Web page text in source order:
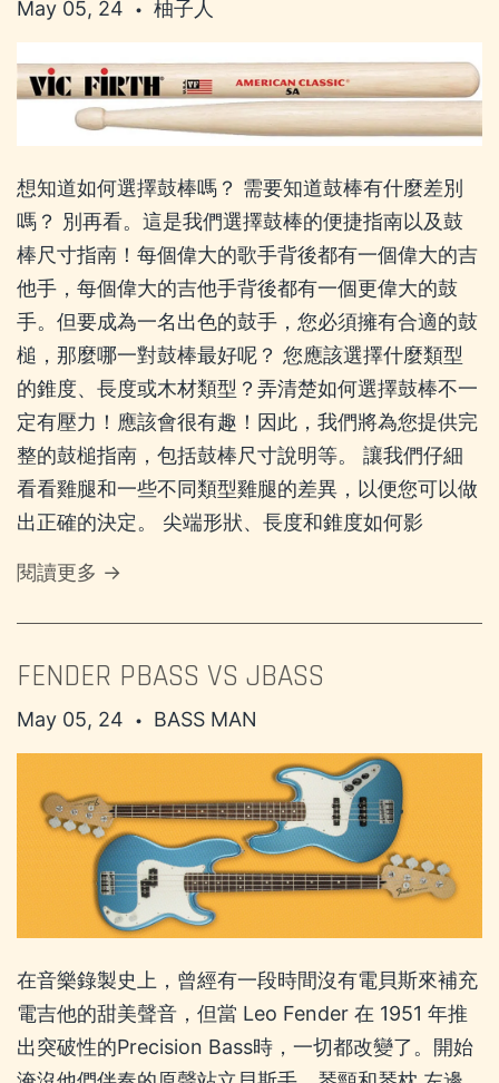
May 05, 24 • 柚子人
想知道如何選擇鼓棒嗎？ 需要知道鼓棒有什麼差別
嗎？ 別再看。這是我們選擇鼓棒的便捷指南以及鼓
棒尺寸指南！每個偉大的歌手背後都有一個偉大的吉
他手，每個偉大的吉他手背後都有一個更偉大的鼓
手。但要成為一名出色的鼓手，您必須擁有合適的鼓
槌，那麼哪一對鼓棒最好呢？ 您應該選擇什麼類型
的錐度、長度或木材類型？弄清楚如何選擇鼓棒不一
定有壓力！應該會很有趣！因此，我們將為您提供完
整的鼓槌指南，包括鼓棒尺寸說明等。 讓我們仔細
看看雞腿和一些不同類型雞腿的差異，以便您可以做
出正確的決定。 尖端形狀、長度和錐度如何影
閱讀更多 →
FENDER PBASS VS JBASS
May 05, 24 • BASS MAN
在音樂錄製史上，曾經有一段時間沒有電貝斯來補充
電吉他的甜美聲音，但當 Leo Fender 在 1951 年推
出突破性的Precision Bass時，一切都改變了。開始